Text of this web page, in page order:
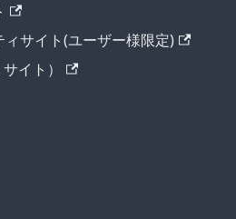
サイト(ユーザー様限定)
イト）